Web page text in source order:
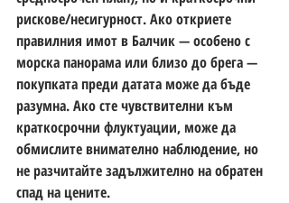
рискове/несигурност. Ако откриете
правилния имот в Балчик — особено с
морска панорама или близо до брега —
покупката преди датата може да бъде
разумна. Ако сте чувствителни към
краткосрочни флуктуации, може да
обмислите внимателно наблюдение, но
не разчитайте задължително на обратен
спад на цените.